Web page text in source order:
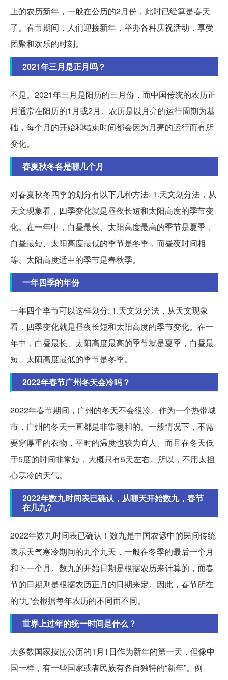
上的农历新年，一般在公历的2月份，此时已经算是春天
了。春节期间，人们迎接新年，举办各种庆祝活动，享受
团聚和欢乐的时刻。
2021年三月是正月吗？
不是。2021年三月是阳历的三月份，而中国传统的农历正
月通常在阳历的1月或2月。农历是以月亮的运行周期为基
础，每个月的开始和结束时间都会因为月亮的运行而有所
变化。
春夏秋冬各是哪几个月
对春夏秋冬四季的划分有以下几种方法: 1.天文划分法，从
天文现象看，四季变化就是昼夜长短和太阳高度的季节变
化。在一年中，白昼最长、太阳高度最高的季节是夏季，
白昼最短、太阳高度最低的季节是冬季，而昼夜时间相
等、太阳高度适中的季节是春秋季。
一年四季的年份
一年四个季节可以这样划分: 1.天文划分法，从天文现象
看，四季变化就是昼夜长短和太阳高度的季节变化。在一
年中，白昼最长、太阳高度最高的季节就是夏季，白昼最
短、太阳高度最低的季节是冬季。
2022年春节广州冬天会冷吗？
2022年春节期间，广州的冬天不会很冷。作为一个热带城
市，广州的冬天一直都是非常暖和的。一般情况下，不需
要穿厚重的衣物，平时的温度也较为宜人。而且在冬天低
于5度的时间非常短，大概只有5天左右。所以，不用太担
心寒冷的天气。
2022年数九时间表已确认，从哪天开始数九，春节
在几九?
2022年数九时间表已确认！数九是中国农谚中的民间传统
表示天气寒冷期间的九个九天，一般在冬季的最后一个月
和下一个月。数九的开始日期是根据农历来计算的，而春
节的日期则是根据农历正月的日期来定。因此，春节所在
的“九”会根据每年农历的不同而不同。
世界上过年的统一时间是什么？
大多数国家按照公历的1月1日作为新年的第一天，但像中
国一样，有一些国家或者民族有各自独特的“新年”。例